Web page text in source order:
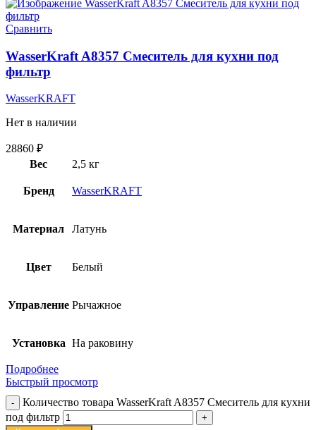
Сравнить
WasserKraft A8357 Смеситель для кухни под
фильтр
WasserKRAFT
Нет в наличии
28860 ₽
Вес
2,5 кг
Бренд WasserKRAFT
Материал Латунь
Цвет Белый
Управление Рычажное
Установка На раковину
Подробнее
Быстрый просмотр
Количество товара WasserKraft A8357 Смеситель для кухни
под фильтр